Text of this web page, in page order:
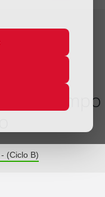
del tiempo
(Ciclo B)